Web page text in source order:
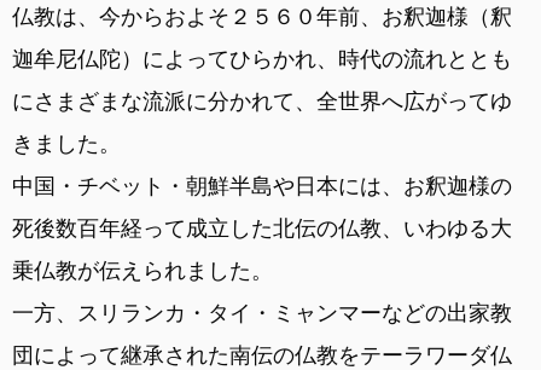
仏教は、今からおよそ２５６０年前、お釈迦様（釈
迦牟尼仏陀）によってひらかれ、時代の流れととも
にさまざまな流派に分かれて、全世界へ広がってゆ
きました。
中国・チベット・朝鮮半島や日本には、お釈迦様の
死後数百年経って成立した北伝の仏教、いわゆる大
乗仏教が伝えられました。
一方、スリランカ・タイ・ミャンマーなどの出家教
団によって継承された南伝の仏教をテーラワーダ仏